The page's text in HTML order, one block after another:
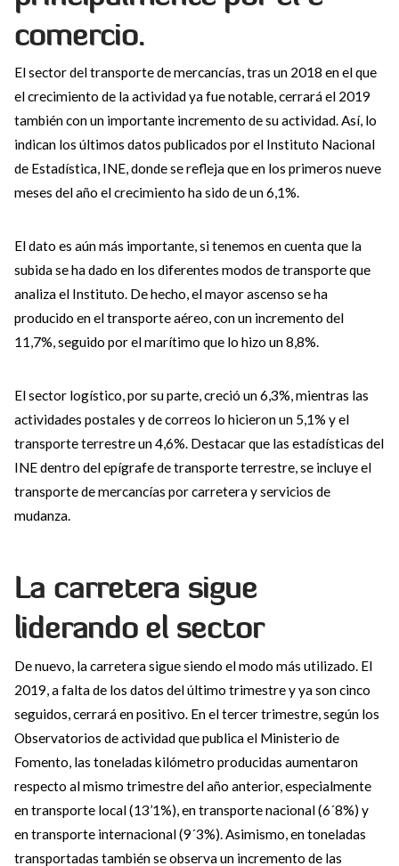
comercio.
El sector del transporte de mercancías, tras un 2018 en el que
el crecimiento de la actividad ya fue notable, cerrará el 2019
también con un importante incremento de su actividad. Así, lo
indican los últimos datos publicados por el Instituto Nacional
de Estadística, INE, donde se refleja que en los primeros nueve
meses del año el crecimiento ha sido de un 6,1%.
El dato es aún más importante, si tenemos en cuenta que la
subida se ha dado en los diferentes modos de transporte que
analiza el Instituto. De hecho, el mayor ascenso se ha
producido en el transporte aéreo, con un incremento del
11,7%, seguido por el marítimo que lo hizo un 8,8%.
El sector logístico, por su parte, creció un 6,3%, mientras las
actividades postales y de correos lo hicieron un 5,1% y el
transporte terrestre un 4,6%. Destacar que las estadísticas del
INE dentro del epígrafe de transporte terrestre, se incluye el
transporte de mercancías por carretera y servicios de
mudanza.
La carretera sigue
liderando el sector
De nuevo, la carretera sigue siendo el modo más utilizado. El
2019, a falta de los datos del último trimestre y ya son cinco
seguidos, cerrará en positivo. En el tercer trimestre, según los
Observatorios de actividad que publica el Ministerio de
Fomento, las toneladas kilómetro producidas aumentaron
respecto al mismo trimestre del año anterior, especialmente
en transporte local (13’1%), en transporte nacional (6´8%) y
en transporte internacional (9´3%). Asimismo, en toneladas
transportadas también se observa un incremento de las